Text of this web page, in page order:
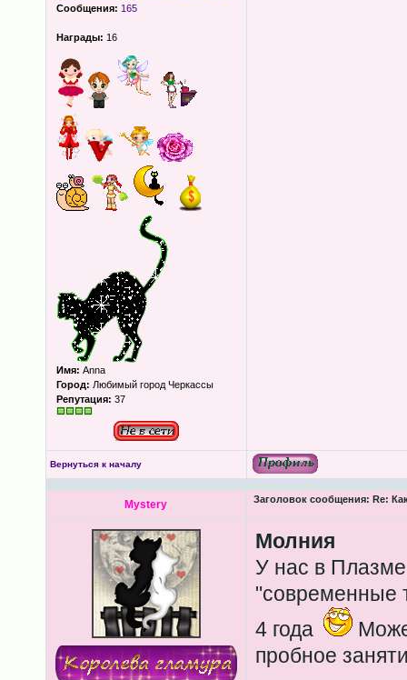
Сообщения: 165
Награды: 16
Имя: Anna
Город: Любимый город Черкассы
Репутация: 37
Вернуться к началу
Mystery Заголовок сообщения: Re:
Молния
У нас в
"современные
4 года
пробное